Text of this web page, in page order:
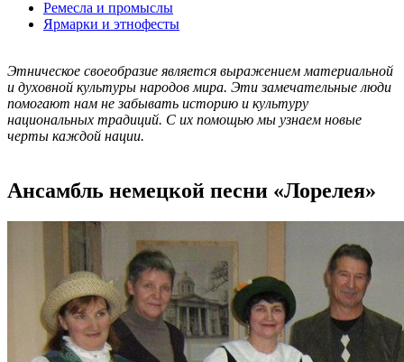
Ремесла и промыслы
Ярмарки и этнофесты
Этническое своеобразие является выражением материальной
и духовной культуры народов мира. Эти замечательные люди
помогают нам не забывать историю и культуру
национальных традиций. С их помощью мы узнаем новые
черты каждой нации.
Ансамбль немецкой песни «Лорелея»